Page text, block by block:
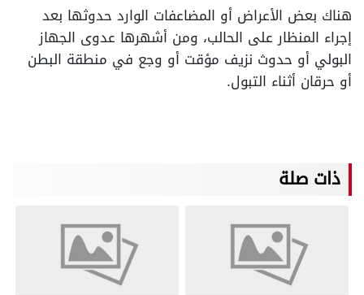
هناك بعض الأعراض أو المضاعفات الوارد حدوثها بعد
إجراء المنظار على الحالب، ومن أشهرها عدوى الجهاز
البولي أو حدوث نزيف مؤقت أو وجع في منطقة البطن
أو حرقان أثناء التبول.
ذات صلة